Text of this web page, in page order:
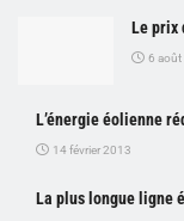
Le prix
6 août
L’énergie éolienne
14 février 2013
La plus longue ligne